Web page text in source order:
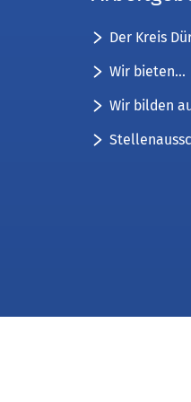
Der Kreis
Wir bieten...
Wir bilden